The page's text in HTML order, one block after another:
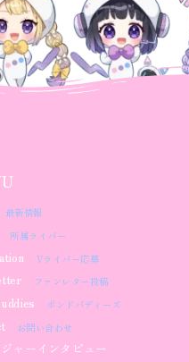
最新情報
所属ライバー
Vライバー応募
ファンレター投稿
ボンドバディーズ
お問い合わせ
ャーインタビュー